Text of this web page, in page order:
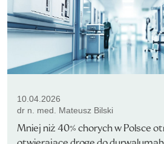
10.04.2026
dr n. med. Mateusz Bilski
Mniej niż 40% chorych w Polsce